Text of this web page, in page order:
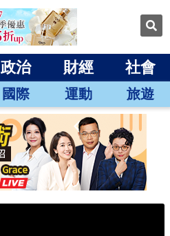
政治 財經 社會
國際 運動 旅遊